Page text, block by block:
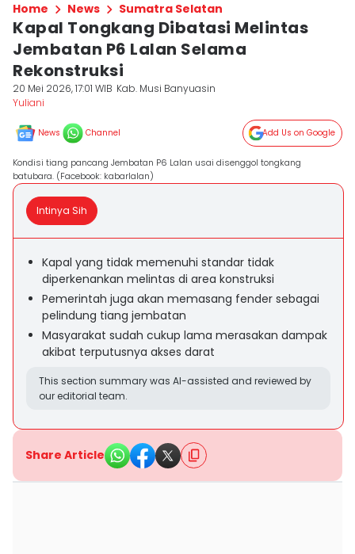
Home News Sumatra Selatan
Kapal Tongkang Dibatasi Melintas
Jembatan P6 Lalan Selama
Rekonstruksi
20 Mei 2026, 17:01 WIB Kab. Musi Banyuasin
Yuliani
News Channel Add Us on Google
Kondisi tiang pancang Jembatan P6 Lalan usai disenggol tongkang
batubara. (Facebook: kabarlalan)
Intinya Sih
Kapal yang tidak memenuhi standar tidak
diperkenankan melintas di area konstruksi
Pemerintah juga akan memasang fender sebagai
pelindung tiang jembatan
Masyarakat sudah cukup lama merasakan dampak
akibat terputusnya akses darat
This section summary was AI-assisted and reviewed by
our editorial team.
Share Article